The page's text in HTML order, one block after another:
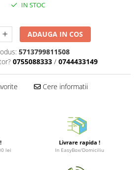
IN STOC
ADAUGA IN COS
5713799811508
0755088333 / 0744433149
Cere informatii
lei
Livrare rapida !
In EasyBox/Domiciliu